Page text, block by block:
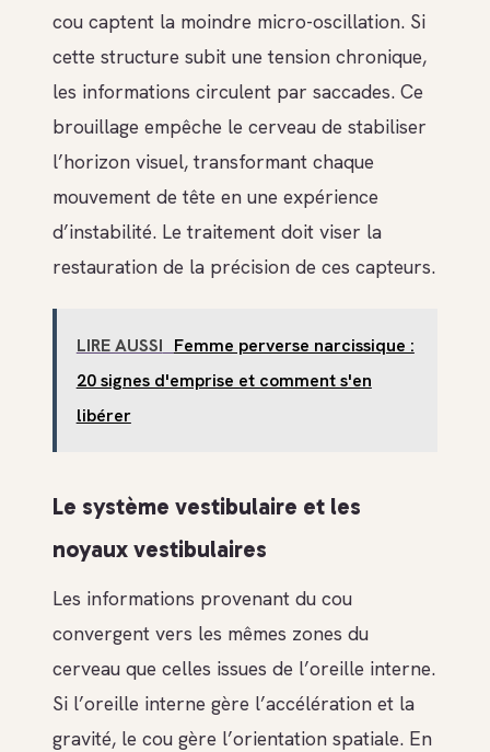
cou captent la moindre micro-oscillation. Si
cette structure subit une tension chronique,
les informations circulent par saccades. Ce
brouillage empêche le cerveau de stabiliser
l’horizon visuel, transformant chaque
mouvement de tête en une expérience
d’instabilité. Le traitement doit viser la
restauration de la précision de ces capteurs.
LIRE AUSSI Femme perverse narcissique :
20 signes d'emprise et comment s'en
libérer
Le système vestibulaire et les
noyaux vestibulaires
Les informations provenant du cou
convergent vers les mêmes zones du
cerveau que celles issues de l’oreille interne.
Si l’oreille interne gère l’accélération et la
gravité, le cou gère l’orientation spatiale. En